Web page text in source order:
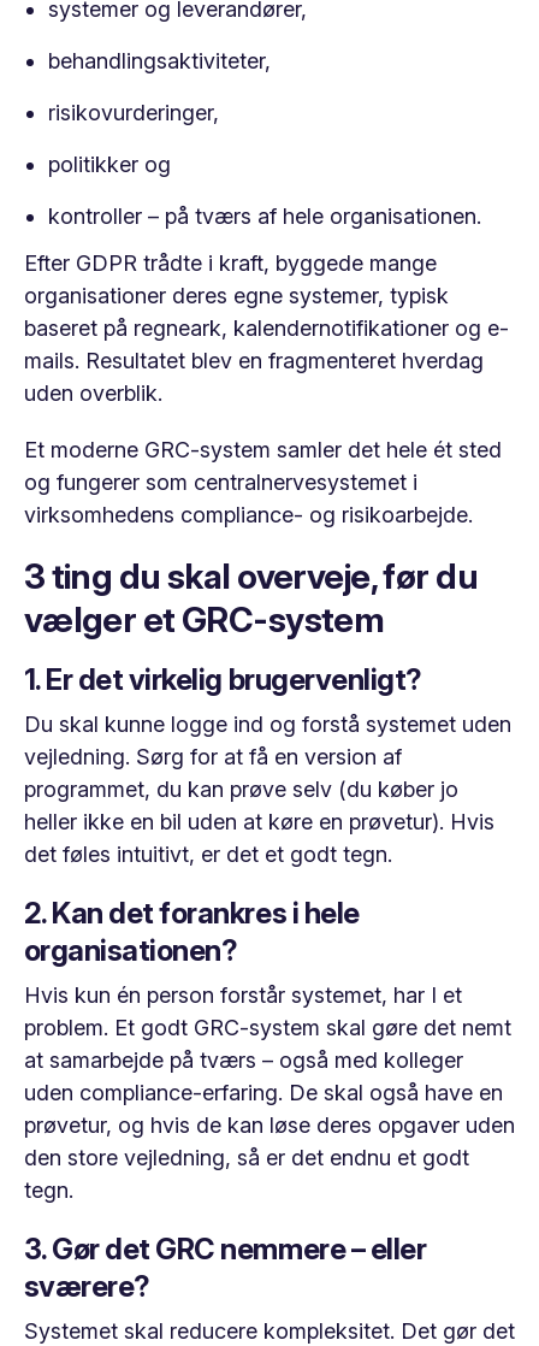
systemer og leverandører,
behandlingsaktiviteter,
risikovurderinger,
politikker og
kontroller – på tværs af hele organisationen.
Efter GDPR trådte i kraft, byggede mange
organisationer deres egne systemer, typisk
baseret på regneark, kalendernotifikationer og e-
mails. Resultatet blev en fragmenteret hverdag
uden overblik.
Et moderne GRC-system samler det hele ét sted
og fungerer som centralnervesystemet i
virksomhedens compliance- og risikoarbejde.
3 ting du skal overveje, før du
vælger et GRC-system
1. Er det virkelig brugervenligt?
Du skal kunne logge ind og forstå systemet uden
vejledning. Sørg for at få en version af
programmet, du kan prøve selv (du køber jo
heller ikke en bil uden at køre en prøvetur). Hvis
det føles intuitivt, er det et godt tegn.
2. Kan det forankres i hele
organisationen?
Hvis kun én person forstår systemet, har I et
problem. Et godt GRC-system skal gøre det nemt
at samarbejde på tværs – også med kolleger
uden compliance-erfaring. De skal også have en
prøvetur, og hvis de kan løse deres opgaver uden
den store vejledning, så er det endnu et godt
tegn.
3. Gør det GRC nemmere – eller
sværere?
Systemet skal reducere kompleksitet. Det gør det